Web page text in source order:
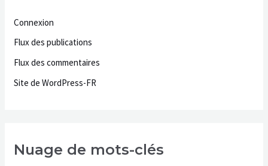
Connexion
Flux des publications
Flux des commentaires
Site de WordPress-FR
Nuage de mots-clés